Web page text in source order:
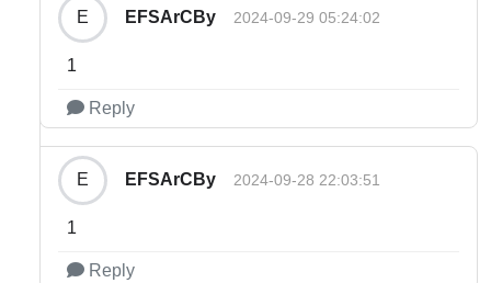
E EFSArCBy 2024-09-29 05:24:02
1
Reply
E EFSArCBy 2024-09-28 22:03:51
1
Reply